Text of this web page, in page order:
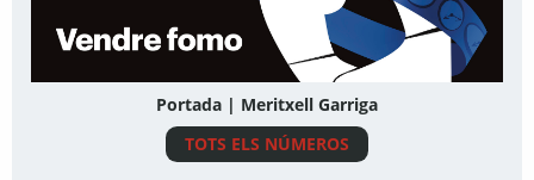
Portada | Meritxell Garriga
TOTS ELS NÚMEROS